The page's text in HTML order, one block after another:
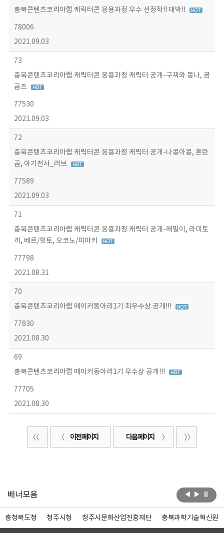
충북콘텐츠코리아랩 캐릭터콘 응용과정 우수 선정작!! 대박!!
78006
2021.09.03
73
충북콘텐츠코리아랩 캐릭터콘 응용과정 캐릭터 공개-구찌와 몽나, 곰
곰즈
77530
2021.09.03
72
충북콘텐츠코리아랩 캐릭터콘 응용과정 캐릭터 공개-나콩아콩, 혼란
곰, 아기천사_러브
77589
2021.09.03
71
충북콘텐츠코리아랩 캐릭터콘 응용과정 캐릭터 공개-해밀이, 라미토
끼, 베르/힛토, 오코노/미야키
77798
2021.08.31
70
충북콘텐츠코리아랩 메이커동아리1기 최우수상 공개!!!
77830
2021.08.30
69
충북콘텐츠코리아랩 메이커동아리1기 우수상 공개!!!
77705
2021.08.30
이전 페이지 다음 페이지
배너모음
충청북도청 청주시청 청주시문화산업진흥재단 충북과학기술혁신원